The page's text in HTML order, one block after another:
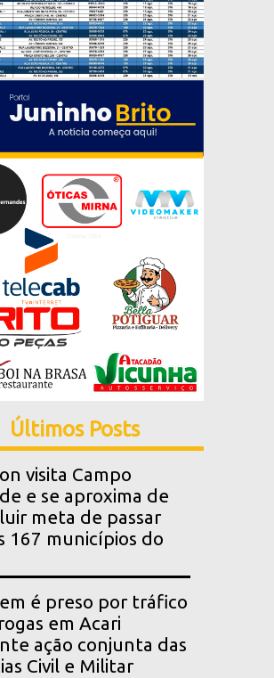
Últimos Posts
visita Campo
e se aproxima de
meta de passar
167 municípios do
é preso por tráfico
em Acari
ação conjunta das
Civil e Militar